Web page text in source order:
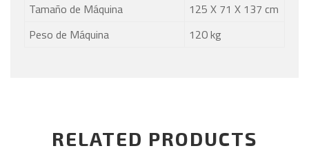
Tamaño de Máquina
125 X 71 X 137 cm
Peso de Máquina
120 kg
RELATED PRODUCTS